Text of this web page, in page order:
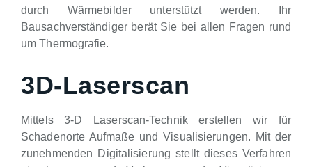
durch Wärmebilder unterstützt werden. Ihr
Bausachverständiger berät Sie bei allen Fragen rund
um Thermografie.
3D-Laserscan
Mittels 3-D Laserscan-Technik erstellen wir für
Schadenorte Aufmaße und Visualisierungen. Mit der
zunehmenden Digitalisierung stellt dieses Verfahren